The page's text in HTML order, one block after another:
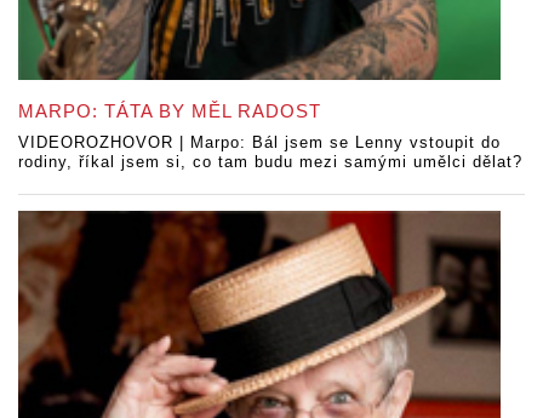
MARPO: TÁTA BY MĚL RADOST
VIDEOROZHOVOR | Marpo: Bál jsem se Lenny vstoupit do
rodiny, říkal jsem si, co tam budu mezi samými umělci dělat?